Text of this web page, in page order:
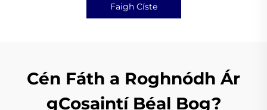
Faigh Císte
Cén Fáth a Roghnódh Ár
gCosaintí Béal Bog?